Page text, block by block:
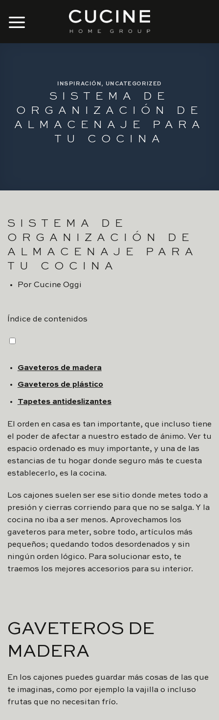
content
INSPIRACIÓN , UNCATEGORIZED
SISTEMA DE
ORGANIZACIÓN DE
ALMACENAJE PARA
TU COCINA
SISTEMA DE
ORGANIZACIÓN DE
ALMACENAJE PARA
TU COCINA
Por Cucine Oggi
Índice de contenidos
Gaveteros de madera
Gaveteros de plástico
Tapetes antideslizantes
El orden en casa es tan importante, que incluso tiene
el poder de afectar a nuestro estado de ánimo. Ver tu
espacio ordenado es muy importante, y una de las
estancias de tu hogar donde seguro más te cuesta
establecerlo, es la cocina.
Los cajones suelen ser ese sitio donde metes todo a
presión y cierras corriendo para que no se salga. Y la
cocina no iba a ser menos. Aprovechamos los
gaveteros para meter, sobre todo, artículos más
pequeños; quedando todos desordenados y sin
ningún orden lógico. Para solucionar esto, te
traemos los mejores accesorios para su interior.
GAVETEROS DE
MADERA
En los cajones puedes guardar más cosas de las que
te imaginas, como por ejemplo la vajilla o incluso
frutas que no necesitan frío.